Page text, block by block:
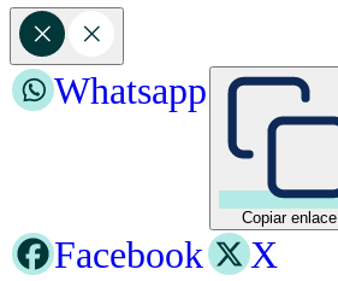
Copiar enlace
Whatsapp
Facebook
X